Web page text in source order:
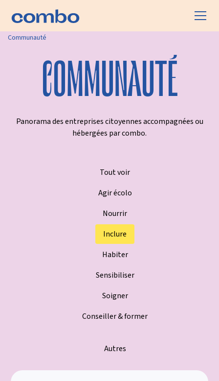
Communauté
COMMUNAUTÉ
Panorama des entreprises citoyennes accompagnées ou
hébergées par combo.
Tout voir
Agir écolo
Nourrir
Inclure
Habiter
Sensibiliser
Soigner
Conseiller & former
Autres